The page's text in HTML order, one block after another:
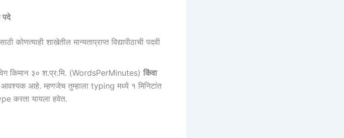
कोणत्याही शाखेतील मान्यताप्राप्त विद्यापीठाची पदवी
किमान ३० श.प्र.मि. (WordsPerMinutes) किंवा
आहे. म्हणजेच तुम्हाला typing मध्ये १ मिनिटांत
करता यायला हवेत.